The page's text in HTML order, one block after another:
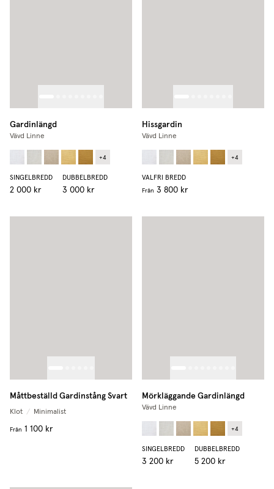
Gardinlängd
Vävd Linne
+4
SINGELBREDD
2 000 kr
DUBBELBREDD
3 000 kr
Hissgardin
Vävd Linne
+4
VALFRI BREDD
Från 3 800 kr
Måttbeställd Gardinstång Svart
Klot / Minimalist
Från 1 100 kr
Mörkläggande Gardinlängd
Vävd Linne
+4
SINGELBREDD
3 200 kr
DUBBELBREDD
5 200 kr